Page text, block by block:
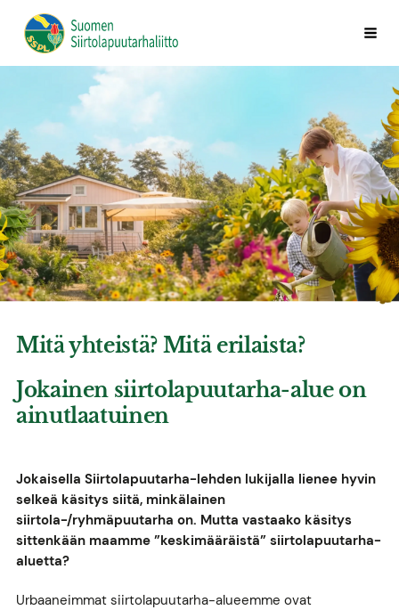
Siirry
sivun
Suomen Siirtolapuutarhaliitto ry
Mitä yhteistä? Mitä erilaista?
Jokainen siirtolapuutarha-alue on
ainutlaatuinen
Jokaisella Siirtolapuutarha-lehden lukijalla lienee hyvin
selkeä käsitys siitä, minkälainen
siirtola-/ryhmäpuutarha on. Mutta vastaako käsitys
sittenkään maamme ”keskimääräistä” siirtolapuutarha-
aluetta?
Urbaaneimmat siirtolapuutarha-alueemme ovat